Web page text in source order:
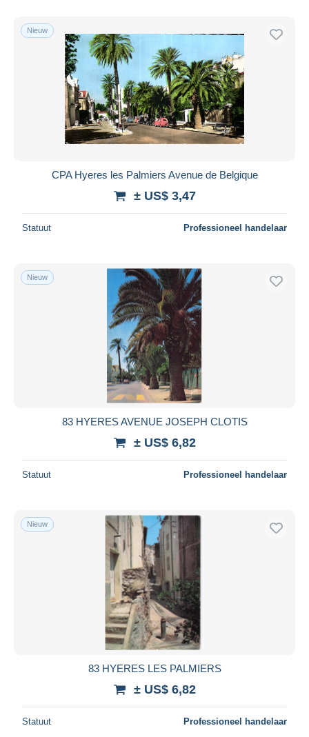
Nieuw
CPA Hyeres les Palmiers Avenue de Belgique
± US$ 3,47
Statuut Professioneel handelaar
Nieuw
83 HYERES AVENUE JOSEPH CLOTIS
± US$ 6,82
Statuut Professioneel handelaar
Nieuw
83 HYERES LES PALMIERS
± US$ 6,82
Statuut Professioneel handelaar